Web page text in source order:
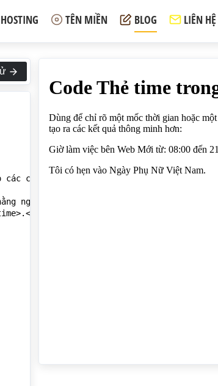
HOSTING TÊN MIỀN BLOG LIÊN HỆ
công cụ tìm kiếm tạo ra các kết quả
ngày.</p>
p>